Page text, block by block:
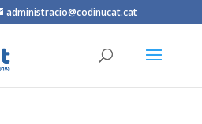
administracio@codinucat.cat